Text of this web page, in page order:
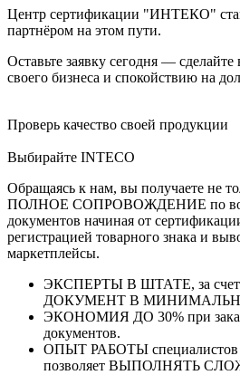
Центр сертификации "ИНТЕКО"
партнёром на этом пути.
Оставьте заявку сегодня —
своего бизнеса и спокойствию на
Проверь качество своей продукции
Выбирайте INTECO
Обращаясь к нам, вы получаете не
ПОЛНОЕ СОПРОВОЖДЕНИЕ по
документов начиная от
регистрацией товарного знака и
маркетплейсы.
ЭКСПЕРТЫ В ШТАТЕ, за
ДОКУМЕНТ В
ЭКОНОМИЯ ДО 30% при
документов.
ОПЫТ РАБОТЫ специалистов
позволяет ВЫПОЛНЯТЬ